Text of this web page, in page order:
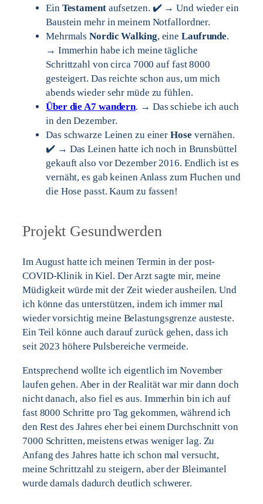
Ein Testamentaufsetzen. ✔️ → Und wieder ein
Baustein mehr in meinem Notfallordner.
MehrmalsNordic Walking, eineLaufrunde.
→ Immerhin habe ich meine tägliche
Schrittzahl von circa 7000 auf fast 8000
gesteigert. Das reichte schon aus, um mich
abends wieder sehr müde zu fühlen.
Über die A7 wandern. → Das schiebe ich auch
in den Dezember.
Das schwarze Leinen zu einerHose vernähen.
✔️ → Das Leinen hatte ich noch in Brunsbüttel
gekauft also vor Dezember 2016. Endlich ist es
vernäht, es gab keinen Anlass zum Fluchen und
die Hose passt. Kaum zu fassen!
Projekt Gesundwerden
Im August hatte ich meinen Termin in der post-
COVID-Klinik in Kiel. Der Arzt sagte mir, meine
Müdigkeit würde mit der Zeit wieder ausheilen. Und
ich könne das unterstützen, indem ich immer mal
wieder vorsichtig meine Belastungsgrenze austeste.
Ein Teil könne auch darauf zurück gehen, dass ich
seit 2023 höhere Pulsbereiche vermeide.
Entsprechend wollte ich eigentlich im November
laufen gehen. Aber in der Realität war mir dann doch
nicht danach, also fiel es aus. Immerhin bin ich auf
fast 8000 Schritte pro Tag gekommen, während ich
den Rest des Jahres eher bei einem Durchschnitt von
7000 Schritten, meistens etwas weniger lag. Zu
Anfang des Jahres hatte ich schon mal versucht,
meine Schrittzahl zu steigern, aber der Bleimantel
wurde damals dadurch deutlich schwerer.